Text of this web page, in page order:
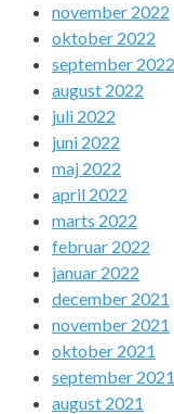
november 2022
oktober 2022
september 2022
august 2022
juli 2022
juni 2022
maj 2022
april 2022
marts 2022
februar 2022
januar 2022
december 2021
november 2021
oktober 2021
september 2021
august 2021